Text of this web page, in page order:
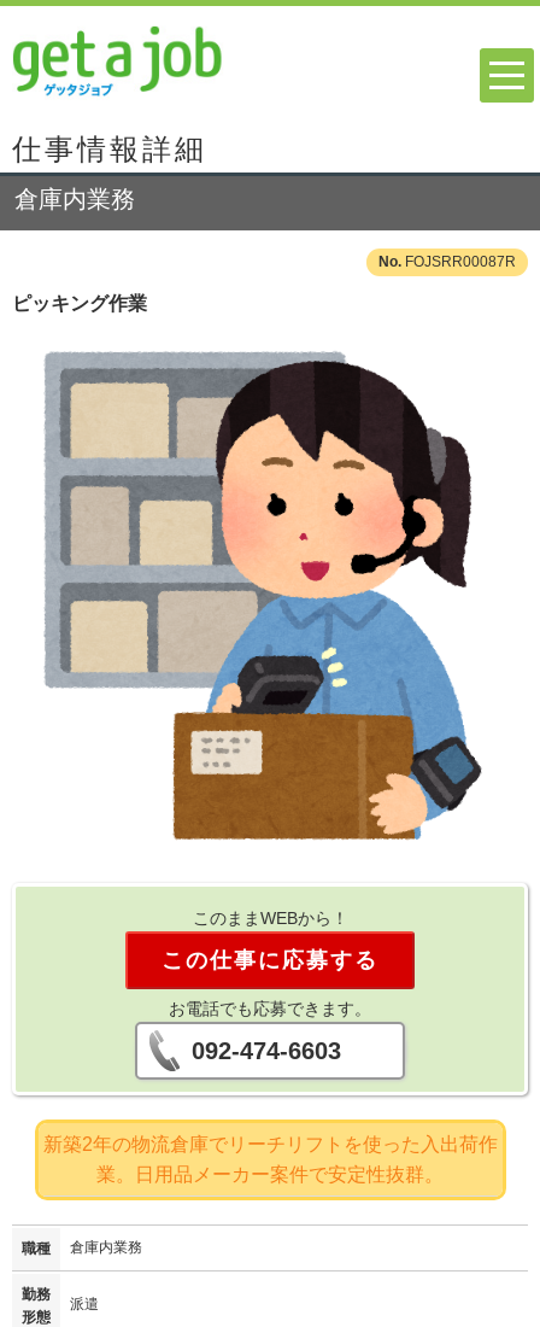
仕事情報詳細
倉庫内業務
FOJSRR00087R
ピッキング作業
このままWEBから！
この仕事に応募する
お電話でも応募できます。
092-474-6603
新築2年の物流倉庫でリーチリフトを使った入出荷作
業。日用品メーカー案件で安定性抜群。
職種 倉庫内業務
勤務
形態
派遣